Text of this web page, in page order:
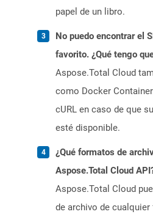
papel de un libro.
No puedo encontrar el
favorito. ¿Qué tengo
Aspose.Total Cloud
como Docker
cURL en caso de que
esté disponible.
¿Qué formatos de
Aspose.Total Cloud
Aspose.Total Cloud
de archivo de